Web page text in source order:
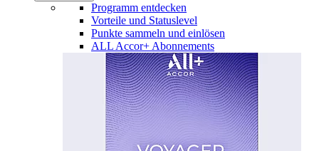
Programm entdecken
Vorteile und Statuslevel
Punkte sammeln und einlösen
ALL Accor+ Abonnements